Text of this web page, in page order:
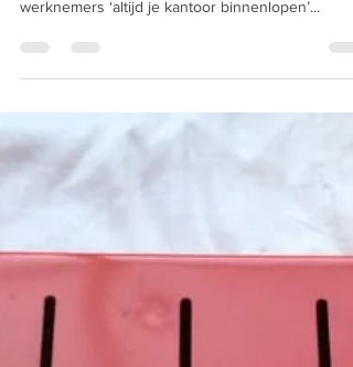
4 jun 2022
2 minuten om te lezen
Wat levert investeren in je
werknemer op?
Ben jij werkgever of HR adviseur? Dan is dit voor
jou⬇️! Hoe goed ken jij je personeel? Mogen
werknemers ‘altijd je kantoor binnenlopen’...